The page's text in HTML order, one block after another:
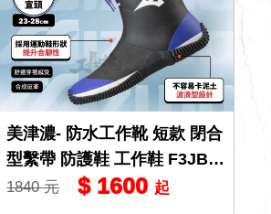
美津濃- 防水工作靴 短款 閉合
型繫帶 防護鞋 工作鞋 F3JBN
00109
1840 元 $ 1600 起